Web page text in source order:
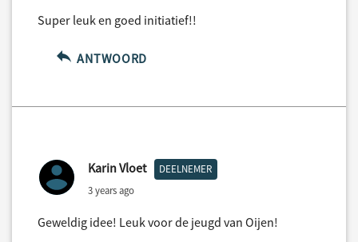
Super leuk en goed initiatief!!
ANTWOORD
Karin Vloet DEELNEMER
3 years ago
Geweldig idee! Leuk voor de jeugd van Oijen!